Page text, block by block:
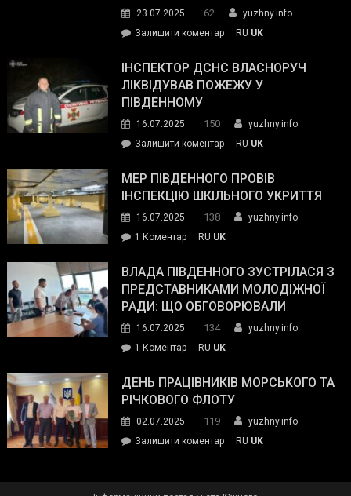
гуманітарну
допомогу
23.07.2025 62
yuzhny.info
Залишити коментарon
провів
нараду
силових
та
органів:
«Наш
спільний
окупанти.
Маємо
діяти
команда
RU UK
ІНСПЕКТОР ДСНС ВЛАСНОРУЧ
ЛІКВІДУВАВ ПОЖЕЖУ У
ПІВДЕННОМУ
16.07.2025 150
yuzhny.info
Залишити коментарon
ДСНС
власноруч
пожежу
у
RU UK
МЕР ПІВДЕННОГО ПРОВІВ
ІНСПЕКЦІЮ ШКІЛЬНОГО УКРИТТЯ
16.07.2025 138
yuzhny.info
1 Коментардо
Південного
провів
інспекцію
укриття
RU UK
ВЛАДА ПІВДЕННОГО ЗУСТРІЛАСЯ З
ПРЕДСТАВНИКАМИ МОЛОДІЖНОЇ
РАДИ: ЩО ОБГОВОРЮВАЛИ
16.07.2025 134
yuzhny.info
1 Коментардо
Південного
зустрілася
представниками
молодіжної
RU UK
ДЕНЬ ПРАЦІВНИКІВ МОРСЬКОГО ТА
РІЧКОВОГО ФЛОТУ
02.07.2025 119
yuzhny.info
Залишити коментарon
RU UK